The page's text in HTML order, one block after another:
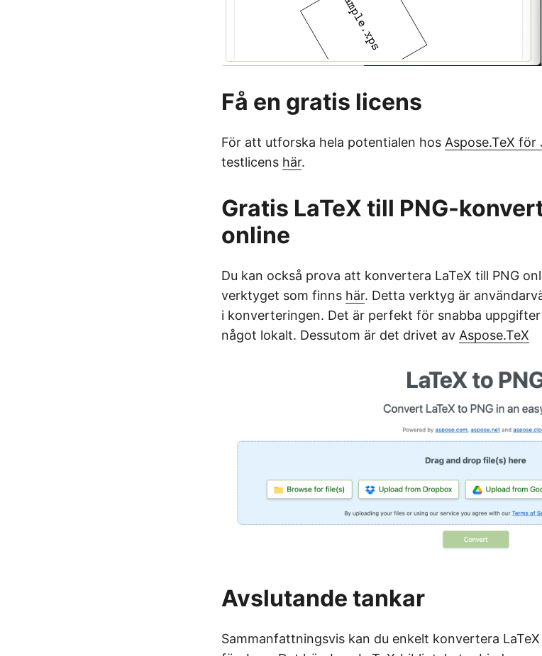
Få en gratis licens
För att utforska hela potentialen hos Aspose.TeX för
testlicens här.
Gratis LaTeX till PNG-
online
Du kan också prova att konvertera LaTeX till PNG
verktyget som finns här. Detta verktyg är
i konverteringen. Det är perfekt för snabba
något lokalt. Dessutom är det drivet av Aspose.TeX
Avslutande tankar
Sammanfattningsvis kan du enkelt konvertera